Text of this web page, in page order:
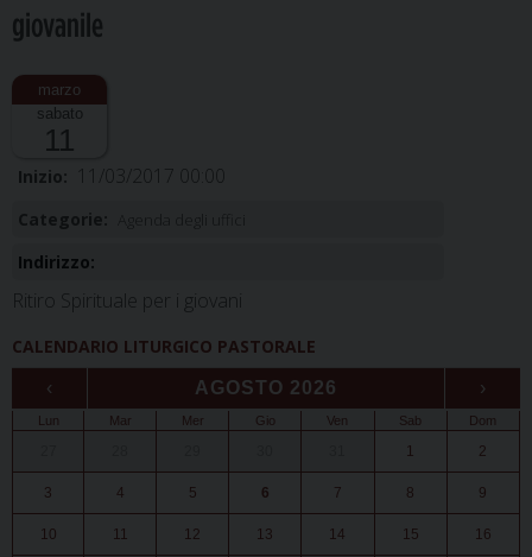
giovanile
sabato
11
Inizio: 11/03/2017 00:00
Categorie:
Indirizzo:
Ritiro Spirituale per i giovani
CALENDARIO LITURGICO PASTORALE
‹ AGOSTO 2026 ›
Lun Mar Mer Gio Ven Sab Dom
1 2
3 4 5 6 7 8 9
10 11 12 13 14 15 16